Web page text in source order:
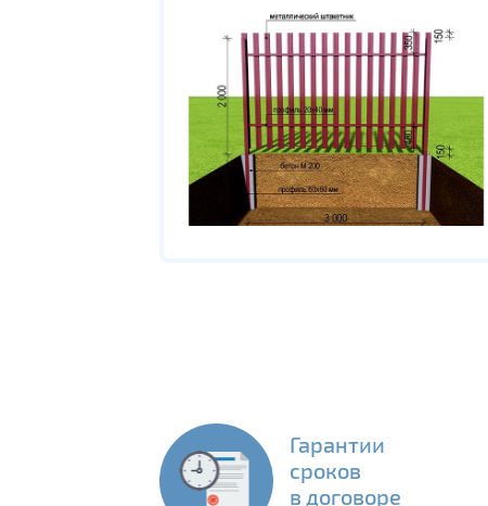
Гарантии
сроков
в договоре